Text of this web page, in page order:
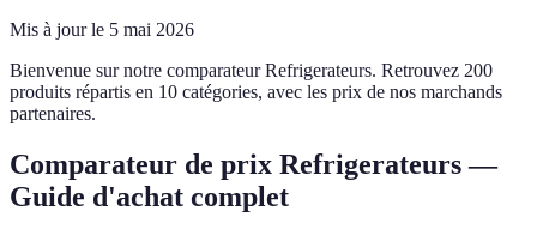
Mis à jour le 5 mai 2026
Bienvenue sur notre comparateur Refrigerateurs. Retrouvez 200
produits répartis en 10 catégories, avec les prix de nos marchands
partenaires.
Comparateur de prix Refrigerateurs —
Guide d'achat complet